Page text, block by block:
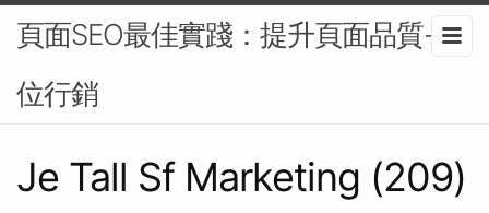
頁面SEO最佳實踐：提升頁面品質-數
位行銷
Je Tall Sf Marketing (209)